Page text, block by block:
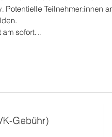
Potentielle Teilnehmer:innen
am sofort…
Gebühr)